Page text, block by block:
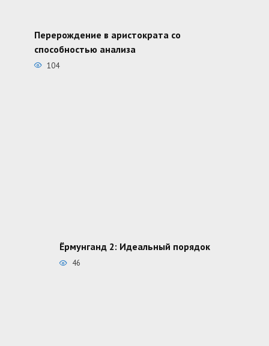
Перерождение в аристократа со
способностью анализа
104
Ёрмунганд 2: Идеальный порядок
46